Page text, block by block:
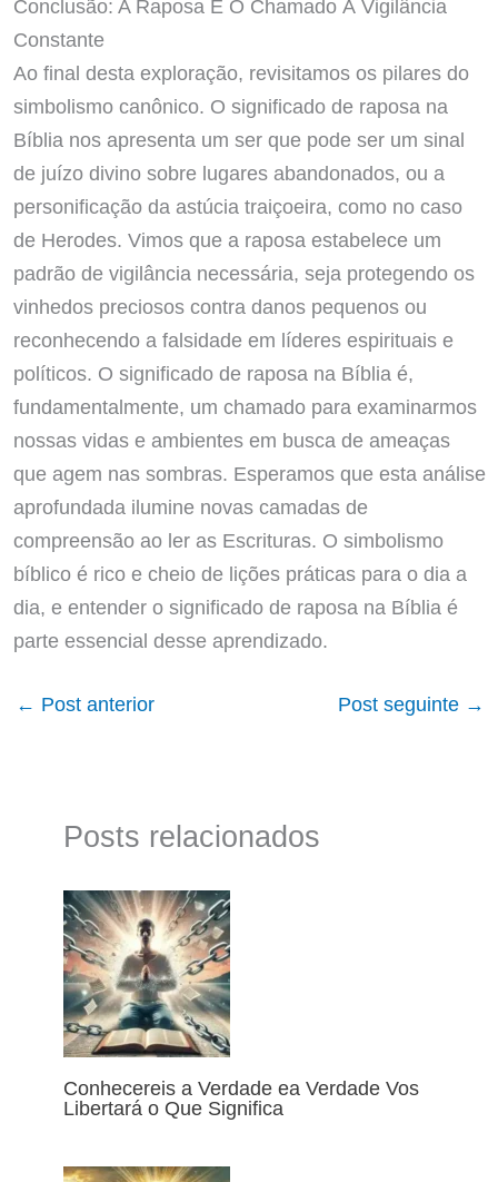
Conclusão: A Raposa E O Chamado À Vigilância
Constante
Ao final desta exploração, revisitamos os pilares do
simbolismo canônico. O significado de raposa na
Bíblia nos apresenta um ser que pode ser um sinal
de juízo divino sobre lugares abandonados, ou a
personificação da astúcia traiçoeira, como no caso
de Herodes. Vimos que a raposa estabelece um
padrão de vigilância necessária, seja protegendo os
vinhedos preciosos contra danos pequenos ou
reconhecendo a falsidade em líderes espirituais e
políticos. O significado de raposa na Bíblia é,
fundamentalmente, um chamado para examinarmos
nossas vidas e ambientes em busca de ameaças
que agem nas sombras. Esperamos que esta análise
aprofundada ilumine novas camadas de
compreensão ao ler as Escrituras. O simbolismo
bíblico é rico e cheio de lições práticas para o dia a
dia, e entender o significado de raposa na Bíblia é
parte essencial desse aprendizado.
← Post anterior Post seguinte →
Posts relacionados
Conhecereis a Verdade ea Verdade Vos
Libertará o Que Significa